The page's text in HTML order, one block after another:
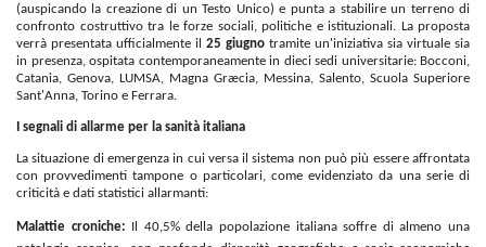
(auspicando la creazione di un Testo Unico) e punta a stabilire un terreno di
confronto costruttivo tra le forze sociali, politiche e istituzionali. La proposta
verrà presentata ufficialmente il 25 giugno tramite un'iniziativa sia virtuale sia
in presenza, ospitata contemporaneamente in dieci sedi universitarie: Bocconi,
Catania, Genova, LUMSA, Magna Græcia, Messina, Salento, Scuola Superiore
Sant'Anna, Torino e Ferrara.
I segnali di allarme per la sanità italiana
La situazione di emergenza in cui versa il sistema non può più essere affrontata
con provvedimenti tampone o particolari, come evidenziato da una serie di
criticità e dati statistici allarmanti:
Malattie croniche:
Il 40,5% della popolazione italiana soffre di almeno una